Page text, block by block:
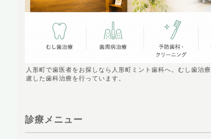
人形町で歯医者をお探しなら人形町ミント歯科へ。むし歯治
慮した歯科治療を行っています。
診療メニュー